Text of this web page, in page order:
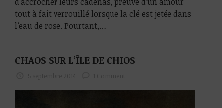
tout à fait verrouillé lorsque la clé est jetée dans
l’eau de rose. Pourtant,…
CHAOS SUR L’ÎLE DE CHIOS